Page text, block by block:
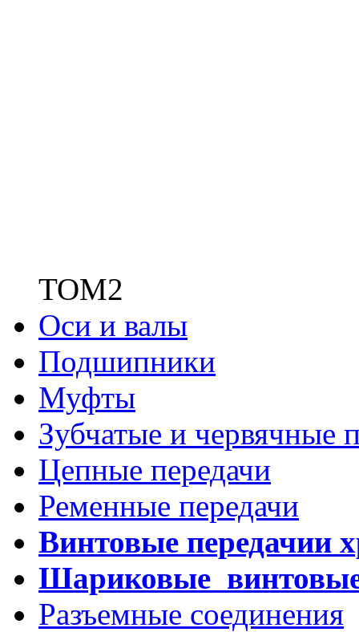
ТОМ2
Оси и валы
Подшипники
Муфты
Зубчатые и червячные
Цепные передачи
Ременные передачи
Винтовые передачии
Шариковые
Разъемные соединения